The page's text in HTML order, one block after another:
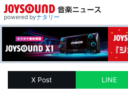
powered byナタリー
X Post LINE